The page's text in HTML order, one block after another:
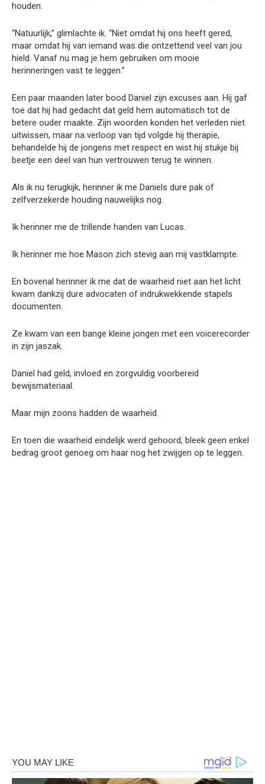
houden.
“Natuurlijk,” glimlachte ik. “Niet omdat hij ons heeft gered,
maar omdat hij van iemand was die ontzettend veel van jou
hield. Vanaf nu mag je hem gebruiken om mooie
herinneringen vast te leggen.”
Een paar maanden later bood Daniel zijn excuses aan. Hij gaf
toe dat hij had gedacht dat geld hem automatisch tot de
betere ouder maakte. Zijn woorden konden het verleden niet
uitwissen, maar na verloop van tijd volgde hij therapie,
behandelde hij de jongens met respect en wist hij stukje bij
beetje een deel van hun vertrouwen terug te winnen.
Als ik nu terugkijk, herinner ik me Daniels dure pak of
zelfverzekerde houding nauwelijks nog.
Ik herinner me de trillende handen van Lucas.
Ik herinner me hoe Mason zich stevig aan mij vastklampte.
En bovenal herinner ik me dat de waarheid niet aan het licht
kwam dankzij dure advocaten of indrukwekkende stapels
documenten.
Ze kwam van een bange kleine jongen met een voicerecorder
in zijn jaszak.
Daniel had geld, invloed en zorgvuldig voorbereid
bewijsmateriaal.
Maar mijn zoons hadden de waarheid.
En toen die waarheid eindelijk werd gehoord, bleek geen enkel
bedrag groot genoeg om haar nog het zwijgen op te leggen.